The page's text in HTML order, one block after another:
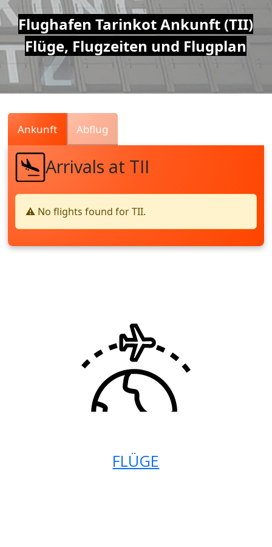
Air
Traffic
Live
Flughafen Tarinkot Ankunft (TII)
Flüge, Flugzeiten und Flugplan
Ankunft Abflug
Arrivals at TII
⚠️ No flights found for TII.
FLÜGE